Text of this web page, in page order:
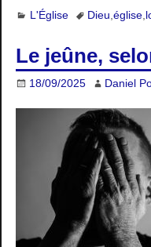
L'Église Dieu église,
Le jeûne,
18/09/2025 Daniel